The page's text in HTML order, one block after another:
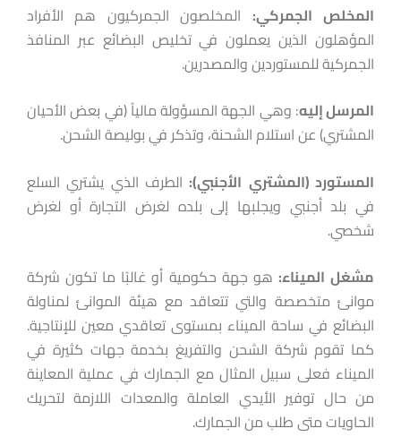
المخلص الجمركي: المخلصون الجمركيون هم الأفراد
المؤهلون الذين يعملون في تخليص البضائع عبر المنافذ
الجمركية للمستوردين والمصدرين.
المرسل إليه: وهي الجهة المسؤولة مالياً (في بعض الأحيان
المشتري) عن استلام الشحنة، وتذكر في بوليصة الشحن.
المستورد (المشتري الأجنبي)
: الطرف الذي يشتري السلع
في بلد أجنبي ويجلبها إلى بلده لغرض التجارة أو لغرض
شخصي.
مشغل الميناء: هو جهة حكومية أو غالبًا ما تكون شركة
موانئ متخصصة والتي تتعاقد مع هيئة الموانئ لمناولة
البضائع في ساحة الميناء بمستوى تعاقدي معين للإنتاجية.
كما تقوم شركة الشحن والتفريغ بخدمة جهات كثيرة في
الميناء فعلى سبيل المثال مع الجمارك في عملية المعاينة
من حال توفير الأيدي العاملة والمعدات اللازمة لتحريك
الحاويات متى طلب من الجمارك.